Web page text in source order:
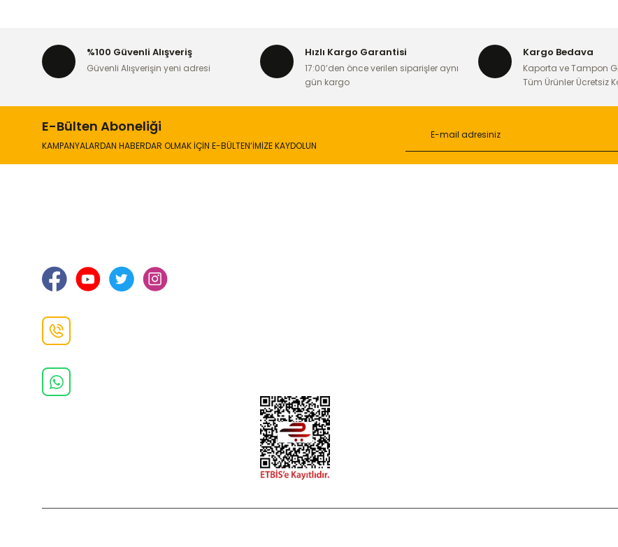
%100 Güvenli Alışveriş
Güvenli Alışverişin yeni adresi
Hızlı Kargo Garantisi
17:00’den önce verilen siparişler aynı
gün kargo
Kargo Bedava
Kaporta ve Tampon
Tüm Ürünler Ücretsiz
E-Bülten Aboneliği
KAMPANYALARDAN HABERDAR OLMAK İÇİN E-BÜLTEN’İMİZE KAYDOLUN